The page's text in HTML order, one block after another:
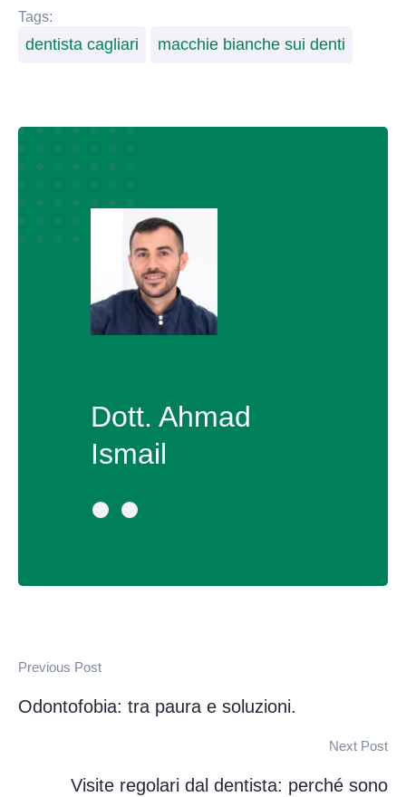
Tags:
dentista cagliari macchie bianche sui denti
Dott. Ahmad
Ismail
Previous Post
Odontofobia: tra paura e soluzioni.
Next Post
Visite regolari dal dentista: perché sono